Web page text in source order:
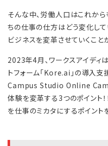
そんな中、労働人口はこれか
ちの仕事の仕方はどう変化して
ビジネスを変革させていくこと
2023年4月、ワークスアイディ
トフォーム「Kore.ai」の導入
Campus Studio Online
体験を変革する3つのポイント！
を仕事のミカタにするポイント